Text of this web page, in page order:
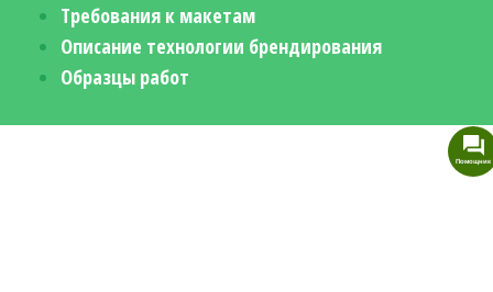
Требования к макетам
Описание технологии брендирования
Образцы работ
Помощник